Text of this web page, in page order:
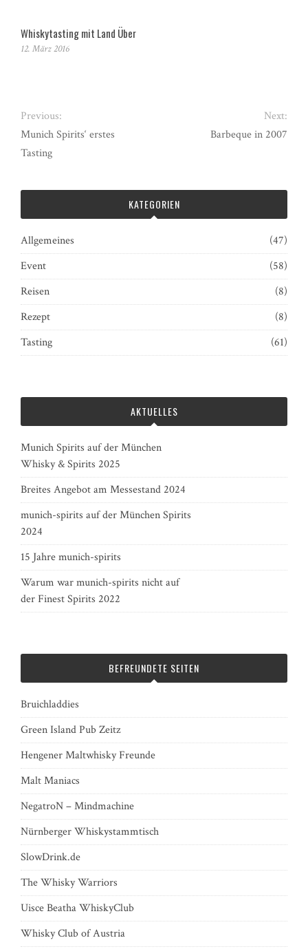
Whiskytasting mit Land Über
12. März 2016
Previous:
Munich Spirits‘ erstes
Tasting
Next:
Barbeque in 2007
KATEGORIEN
Allgemeines
(47)
Event
(58)
Reisen
(8)
Rezept
(8)
Tasting
(61)
AKTUELLES
Munich Spirits auf der München
Whisky & Spirits 2025
Breites Angebot am Messestand 2024
munich-spirits auf der München Spirits
2024
15 Jahre munich-spirits
Warum war munich-spirits nicht auf
der Finest Spirits 2022
BEFREUNDETE SEITEN
Bruichladdies
Green Island Pub Zeitz
Hengener Maltwhisky Freunde
Malt Maniacs
NegatroN – Mindmachine
Nürnberger Whiskystammtisch
SlowDrink.de
The Whisky Warriors
Uisce Beatha WhiskyClub
Whisky Club of Austria